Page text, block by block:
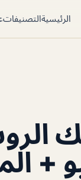
الرئيسيةالتصنيفات
+